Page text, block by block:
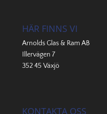
HÄR FINNS VI
Arnolds Glas & Ram AB
Illervägen 7
352 45 Växjö
KONTAKTA OSS